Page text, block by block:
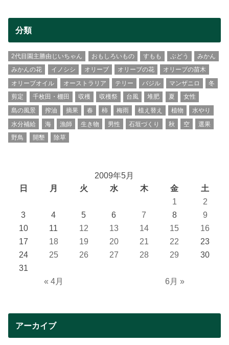
分類
2代目園主勝由じいちゃん おもしろいもの すもも ぶどう
みかん
みかんの花
イノシシ オリーブ オリーブの花
オリーブの苗木
オリーブオイル
オーストラリア テリー バジル マンザニロ
冬
剪定
千枚田・棚田 収穫 収穫祭 台風 堆肥 夏
女性
島の風景
搾油 摘果 春 柿 梅雨 植え替え 植物
水やり
水分補給
海 漁師 生き物 男性 石垣づくり 秋 空
選果
野鳥
開墾 除草
2009年5月
日
月 火 水 木 金 土
« 4月 6月 »
1
2
3
4 5 6 7 8
9
10
11 12 13 14 15
16
17
18 19 20 21 22
23
24
25 26 27 28 29
30
31
アーカイブ